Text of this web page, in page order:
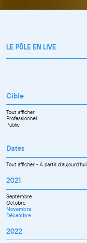
LE PÔLE EN LIVE
Cible
Tout afficher
Professionnel
Public
Dates
Tout afficher-À partir d'aujourd'hui
2021
Septembre
Octobre
Novembre
Décembre
2022